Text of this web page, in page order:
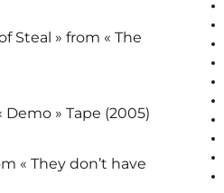
Steal » from « The
Demo » Tape (2005)
« They don’t have